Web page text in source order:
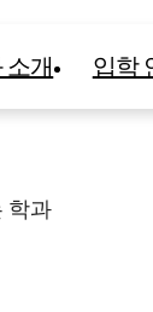
소개 입학
학과